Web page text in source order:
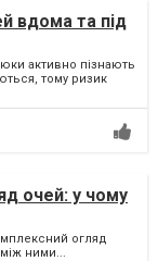
вдома та під
активно пізнають
тому ризик
очей: у чому
огляд
ними...